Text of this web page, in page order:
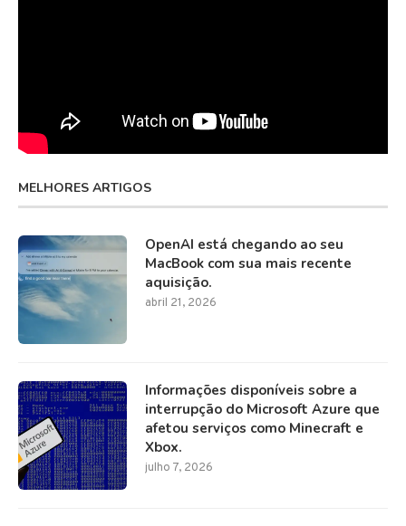
MELHORES ARTIGOS
OpenAI está chegando ao seu
MacBook com sua mais recente
aquisição.
abril 21, 2026
Informações disponíveis sobre a
interrupção do Microsoft Azure que
afetou serviços como Minecraft e
Xbox.
julho 7, 2026